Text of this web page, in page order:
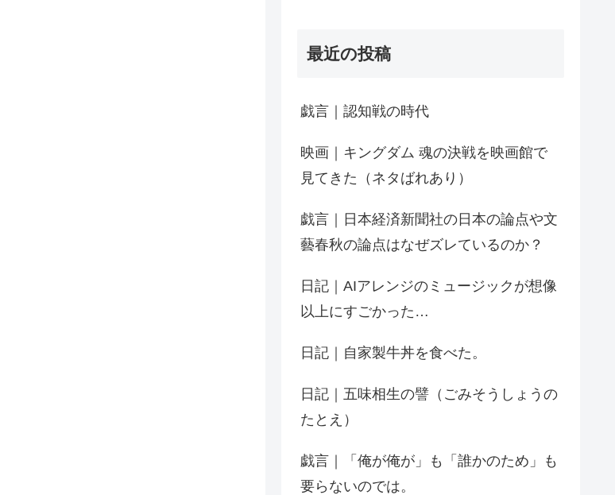
最近の投稿
戯言｜認知戦の時代
映画｜キングダム 魂の決戦を映画館で
見てきた（ネタばれあり）
戯言｜日本経済新聞社の日本の論点や文
藝春秋の論点はなぜズレているのか？
日記｜AIアレンジのミュージックが想像
以上にすごかった…
日記｜自家製牛丼を食べた。
日記｜五味相生の譬（ごみそうしょうの
たとえ）
戯言｜「俺が俺が」も「誰かのため」も
要らないのでは。